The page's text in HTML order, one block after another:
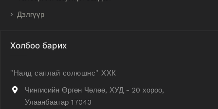
Дэлгүүр
Холбоо барих
"Наяд саплай солюшнс" ХХК
Чингисийн Өргөн Чөлөө, ХУД - 20 хороо,
Улаанбаатар 17043